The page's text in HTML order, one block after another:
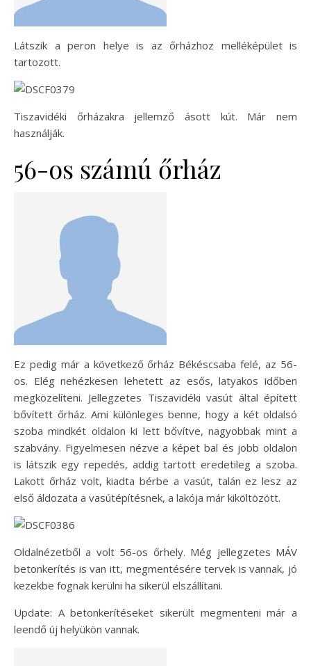
Látszik a peron helye is az őrházhoz melléképület is
tartozott.
Tiszavidéki őrházakra jellemző ásott kút. Már nem
használják.
56-os számú őrház
Ez pedig már a következő őrház Békéscsaba felé, az 56-
os. Elég nehézkesen lehetett az esős, latyakos időben
megközelíteni. Jellegzetes Tiszavidéki vasút által épített
bővített őrház. Ami különleges benne, hogy a két oldalsó
szoba mindkét oldalon ki lett bővítve, nagyobbak mint a
szabvány. Figyelmesen nézve a képet bal és jobb oldalon
is látszik egy repedés, addig tartott eredetileg a szoba.
Lakott őrház volt, kiadta bérbe a vasút, talán ez lesz az
első áldozata a vasútépítésnek, a lakója már kiköltözött.
Oldalnézetből a volt 56-os őrhely. Még jellegzetes MÁV
betonkerítés is van itt, megmentésére tervek is vannak, jó
kezekbe fognak kerülni ha sikerül elszállítani.
Update: A betonkerítéseket sikerült megmenteni már a
leendő új helyükön vannak.